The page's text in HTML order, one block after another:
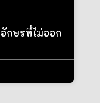
กษรที่ไม่ออก